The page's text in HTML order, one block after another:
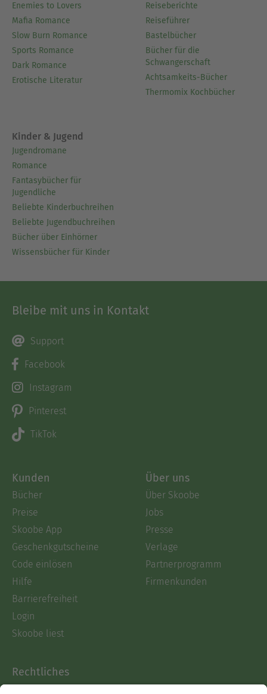
Enemies to Lovers
Mafia Romance
Slow Burn Romance
Sports Romance
Dark Romance
Erotische Literatur
Reiseberichte
Reiseführer
Bastelbücher
Bücher für die
Schwangerschaft
Achtsamkeits-Bücher
Thermomix Kochbücher
Kinder & Jugend
Jugendromane
Romance
Fantasybücher für
Jugendliche
Beliebte Kinderbuchreihen
Beliebte Jugendbuchreihen
Bücher über Einhörner
Wissensbücher für Kinder
Bleibe mit uns in Kontakt
Support
Facebook
Instagram
Pinterest
TikTok
Kunden
Bücher
Preise
Skoobe App
Geschenkgutscheine
Code einlösen
Hilfe
Barrierefreiheit
Login
Skoobe liest
Über uns
Über Skoobe
Jobs
Presse
Verlage
Partnerprogramm
Firmenkunden
Rechtliches